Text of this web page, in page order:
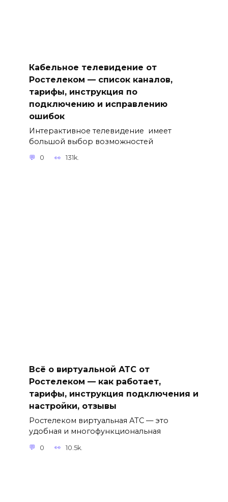
Кабельное телевидение от
Ростелеком — список каналов,
тарифы, инструкция по
подключению и исправлению
ошибок
Интерактивное телевидение имеет
большой выбор возможностей
0 131k.
Всё о виртуальной АТС от
Ростелеком — как работает,
тарифы, инструкция подключения и
настройки, отзывы
Ростелеком виртуальная АТС — это
удобная и многофункциональная
0 10.5k.